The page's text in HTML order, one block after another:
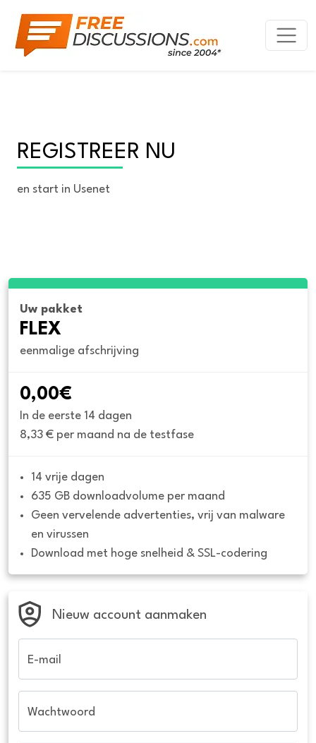
REGISTREER NU
en start in Usenet
Uw pakket
FLEX
eenmalige afschrijving
0,00€
In de eerste 14 dagen
8,33 € per maand na de testfase
14 vrije dagen
635 GB downloadvolume per maand
Geen vervelende advertenties, vrij van malware
en virussen
Download met hoge snelheid & SSL-codering
Nieuw account aanmaken
E-mail
Wachtwoord